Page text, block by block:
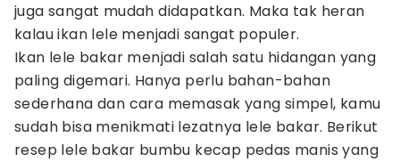
juga sangat mudah didapatkan. Maka tak heran
kalau ikan lele menjadi sangat populer.
Ikan lele bakar menjadi salah satu hidangan yang
paling digemari. Hanya perlu bahan-bahan
sederhana dan cara memasak yang simpel, kamu
sudah bisa menikmati lezatnya lele bakar. Berikut
resep lele bakar bumbu kecap pedas manis yang